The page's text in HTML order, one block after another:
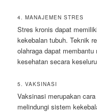
4. MANAJEMEN STRES
Stres kronis dapat
kekebalan tubuh. Teknik
olahraga dapat
kesehatan secara
5. VAKSINASI
Vaksinasi merupakan
melindungi sistem